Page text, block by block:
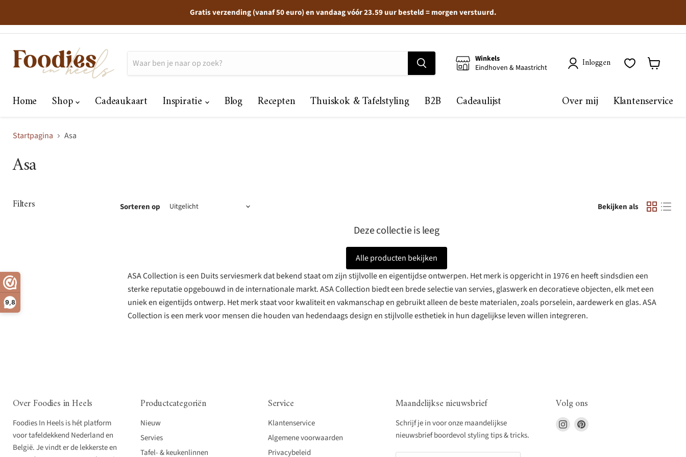
9,8
Gratis verzending (vanaf 50 euro) en vandaag vóór 23.59 uur besteld = morgen verstuurd.
Winkels
Eindhoven & Maastricht
Inloggen
Home Shop Cadeaukaart Inspiratie Blog Recepten Thuiskok & Tafelstyling B2B Cadeaulijst Over mij Klantenservice
Startpagina Asa
Asa
Filters Sorteren op Bekijken als
Deze collectie is leeg
Alle producten bekijken
ASA Collection is een Duits serviesmerk dat bekend staat om zijn stijlvolle en eigentijdse ontwerpen. Het merk is opgericht in 1976 en heeft sindsdien een
sterke reputatie opgebouwd in de internationale markt. ASA Collection biedt een brede selectie van servies, glaswerk en decoratieve objecten, elk met een
uniek en eigentijds ontwerp. Het merk staat voor kwaliteit en vakmanschap en gebruikt alleen de beste materialen, zoals porselein, aardewerk en glas. ASA
Collection is een merk voor mensen die houden van hedendaags design en stijlvolle esthetiek in hun dagelijkse leven willen integreren.
Over Foodies in Heels
Foodies In Heels is hét platform
voor tafeldekkend Nederland en
België. Je vindt er de lekkerste en
Productcategoriën
Nieuw
Servies
Tafel- & keukenlinnen
Service
Klantenservice
Algemene voorwaarden
Privacybeleid
Maandelijkse nieuwsbrief
Schrijf je in voor onze maandelijkse
nieuwsbrief boordevol styling tips & tricks.
Volg ons
Vind
ons
Vind